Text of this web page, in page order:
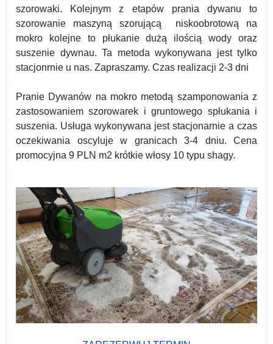
szorowaki. Kolejnym z etapów prania dywanu to
szorowanie maszyną szorującą niskoobrotową na
mokro kolejne to płukanie dużą ilością wody oraz
suszenie dywnau. Ta metoda wykonywana jest tylko
stacjonrnie u nas. Zapraszamy. Czas realizacji 2-3 dni
Pranie Dywanów na mokro metodą szamponowania z
zastosowaniem szorowarek i gruntowego spłukania i
suszenia. Usługa wykonywana jest stacjonarnie a czas
oczekiwania oscyluje w granicach 3-4 dniu. Cena
promocyjna 9 PLN m2 krótkie włosy 10 typu shagy.